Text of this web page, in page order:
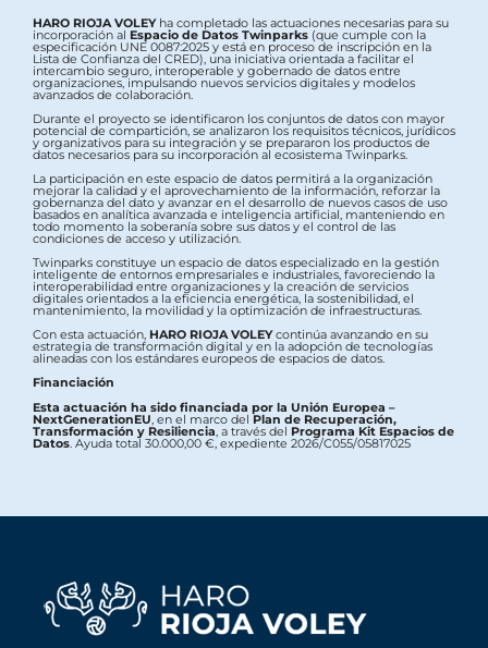
HARO RIOJA VOLEYha completado las actuaciones necesarias para su
incorporación al Espacio de Datos Twinparks (que cumple con la
especificación UNE 0087:2025 y está en proceso de inscripción en la
Lista de Confianza del CRED), una iniciativa orientada a facilitar el
intercambio seguro, interoperable y gobernado de datos entre
organizaciones, impulsando nuevos servicios digitales y modelos
avanzados de colaboración.
Durante el proyecto se identificaron los conjuntos de datos con mayor
potencial de compartición, se analizaron los requisitos técnicos, jurídicos
y organizativos para su integración y se prepararon los productos de
datos necesarios para su incorporación al ecosistema Twinparks.
La participación en este espacio de datos permitirá a la organización
mejorar la calidad y el aprovechamiento de la información, reforzar la
gobernanza del dato y avanzar en el desarrollo de nuevos casos de uso
basados en analítica avanzada e inteligencia artificial, manteniendo en
todo momento la soberanía sobre sus datos y el control de las
condiciones de acceso y utilización.
Twinparks constituye un espacio de datos especializado en la gestión
inteligente de entornos empresariales e industriales, favoreciendo la
interoperabilidad entre organizaciones y la creación de servicios
digitales orientados a la eficiencia energética, la sostenibilidad, el
mantenimiento, la movilidad y la optimización de infraestructuras.
Con esta actuación, HARO RIOJA VOLEYcontinúa avanzando en su
estrategia de transformación digital y en la adopción de tecnologías
alineadas con los estándares europeos de espacios de datos.
Financiación
Esta actuación ha sido financiada por la Unión Europea –
NextGenerationEU , en el marco delPlan de Recuperación,
Transformación y Resiliencia , a través del Programa Kit Espacios de
Datos . Ayuda total 30.000,00 €, expediente 2026/C055/05817025